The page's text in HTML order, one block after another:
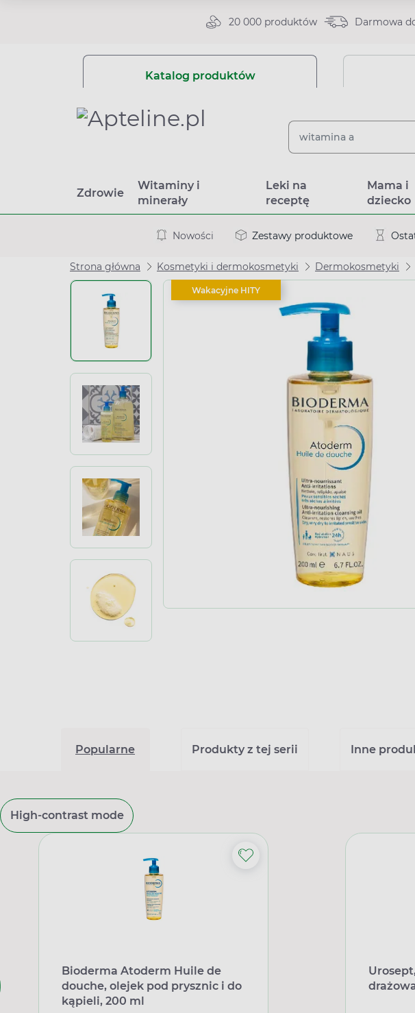
20 000 produktów Darmowa
Katalog produktów
Zdrowie
Witaminy i
minerały
Leki na
receptę
Mama i
dziecko
Nowości Zestawy produktowe
Strona główna Kosmetyki i dermokosmetyki Dermokosmetyki
Wakacyjne HITY
Popularne Produkty z tej serii Inne
High-contrast mode
Bioderma Atoderm Huile de
douche, olejek pod prysznic i do
kąpieli, 200 ml